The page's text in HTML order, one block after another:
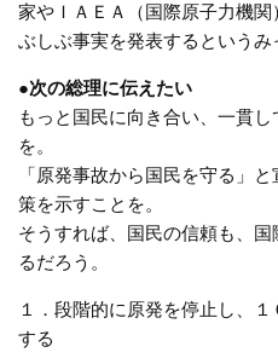
家やＩＡＥＡ（国際原子力機
ぶしぶ事実を発表するというみ
●次の総理に伝えたい
もっと国民に向き合い、一貫
を。
「原発事故から国民を守る」
策を示すことを。
そうすれば、国民の信頼も、
るだろう。
１．段階的に原発を停止し、
する